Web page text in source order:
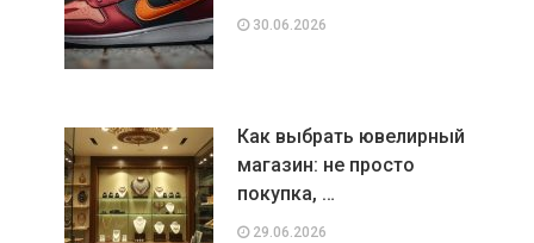
30.06.2026
Как выбрать ювелирный
магазин: не просто
покупка, …
29.06.2026